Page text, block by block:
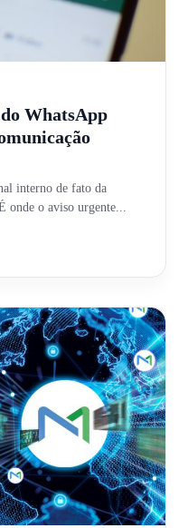
WhatsApp
interno de fato da
onde o aviso urgente...